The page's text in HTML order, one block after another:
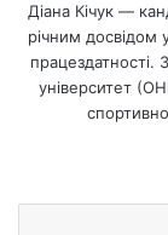
Діана Кічук —
річним досвідом
працездатності.
університет